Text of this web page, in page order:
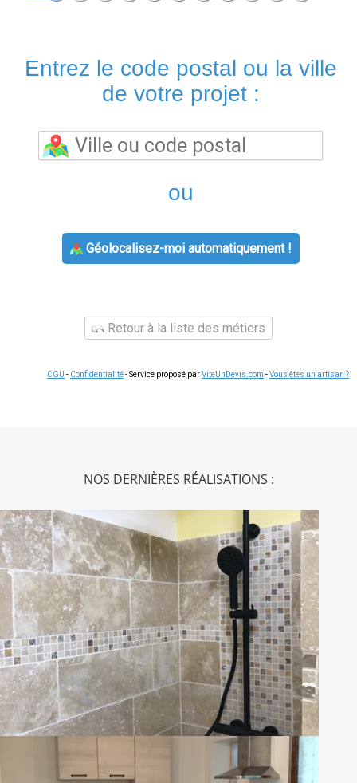
Entrez le code postal ou la ville
de votre projet :
ou
Géolocalisez-moi automatiquement !
Retour à la liste des métiers
CGU - Confidentialité- Service proposé parViteUnDevis.com -Vous êtes un artisan ?
NOS DERNIÈRES RÉALISATIONS :